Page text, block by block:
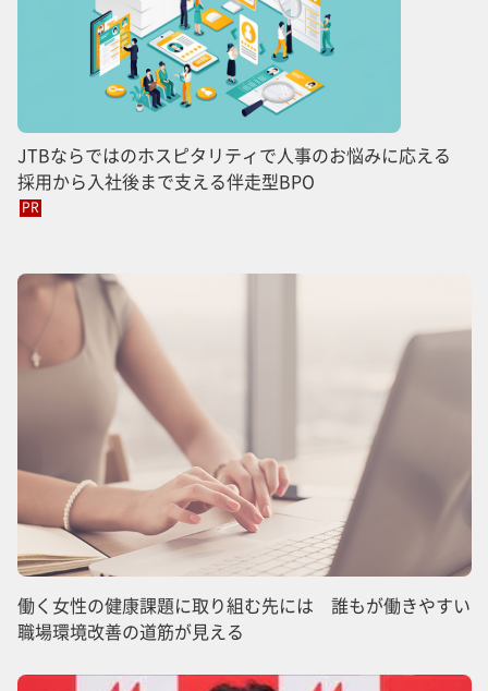
JTBならではのホスピタリティで人事のお悩みに応える
採用から入社後まで支える伴走型BPO
PR
働く女性の健康課題に取り組む先には 誰もが働きやすい
職場環境改善の道筋が見える